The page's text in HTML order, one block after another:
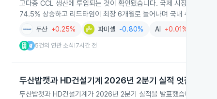
고다층 CCL 생산에 투입되는 것이 확인됐습니다. 국제 시장의 CCL
74.5% 상승하고 리드타임이 최장 6개월로 늘어나며 국내 수혜 가능
두산 +0.25% 파미셀 -0.80% AI +0.01%
5건의 연관 소식 7시간 전
두산밥캣과 HD건설기계 2026년 2분기 실적 엇갈림
두산밥캣과 HD건설기계가 2026년 2분기 실적을 발표했습니다. 두